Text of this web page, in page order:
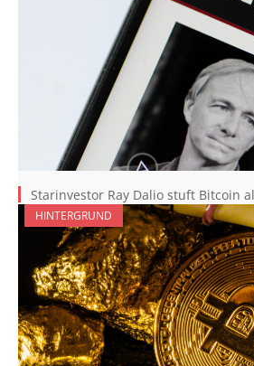
Starinvestor Ray Dalio stuft Bitcoin
HINTERGRUND